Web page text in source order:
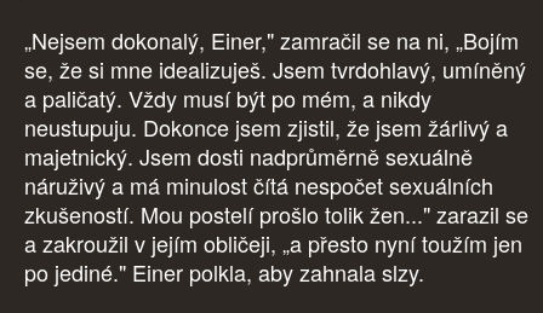
„Nejsem dokonalý, Einer," zamračil se na ni, „Bojím
se, že si mne idealizuješ. Jsem tvrdohlavý, umíněný
a paličatý. Vždy musí být po mém, a nikdy
neustupuju. Dokonce jsem zjistil, že jsem žárlivý a
majetnický. Jsem dosti nadprůměrně sexuálně
náruživý a má minulost čítá nespočet sexuálních
zkušeností. Mou postelí prošlo tolik žen..." zarazil se
a zakroužil v jejím obličeji, „a přesto nyní toužím jen
po jediné." Einer polkla, aby zahnala slzy.